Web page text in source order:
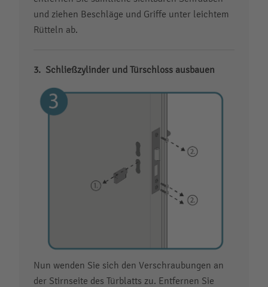
und ziehen Beschläge und Griffe unter leichtem
Rütteln ab.
Schließzylinder und Türschloss ausbauen
Nun wenden Sie sich den Verschraubungen an
der Stirnseite des Türblatts zu. Entfernen Sie